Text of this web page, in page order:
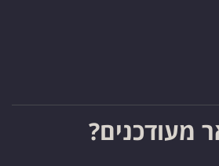
מעודכנים?